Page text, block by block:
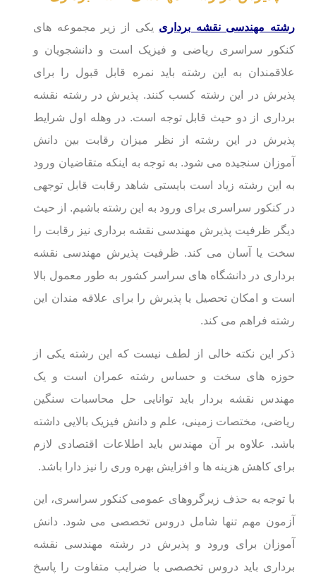
رشته مهندسی نقشه برداری یکی از زیر مجموعه های
کنکور سراسری ریاضی و فیزیک است و دانشجویان و
علاقمندان به این رشته باید نمره قابل قبول را برای
پذیرش در این رشته کسب کنند. پذیرش در رشته نقشه
برداری از دو حیث قابل توجه است. در وهله اول شرایط
پذیرش در این رشته از نظر میزان رقابت بین دانش
آموزان سنجیده می شود. به توجه به اینکه متقاضیان ورود
به این رشته زیاد است بایستی شاهد رقابت قابل توجهی
در کنکور سراسری برای ورود به این رشته باشیم. از حیث
دیگر ظرفیت پذیرش مهندسی نقشه برداری نیز رقابت را
سخت یا آسان می کند. ظرفیت پذیرش مهندسی نقشه
برداری در دانشگاه های سراسر کشور به طور معمول بالا
است و امکان تحصیل یا پذیرش را برای علاقه مندان این
رشته فراهم می کند.
ذکر این نکته خالی از لطف نیست که این رشته یکی از
حوزه های سخت و حساس رشته عمران است و یک
مهندس نقشه بردار باید توانایی حل محاسبات سنگین
ریاضی، مختصات زمینی، علم و دانش فیزیک بالایی داشته
باشد. علاوه بر آن مهندس باید اطلاعات اقتصادی لازم
برای کاهش هزینه ها و افزایش بهره وری را نیز دارا باشد.
با توجه به حذف زیرگروهای عمومی کنکور سراسری، این
آزمون مهم تنها شامل دروس تخصصی می شود. دانش
آموزان برای ورود و پذیرش در رشته مهندسی نقشه
برداری باید دروس تخصصی با ضرایب متفاوت را پاسخ